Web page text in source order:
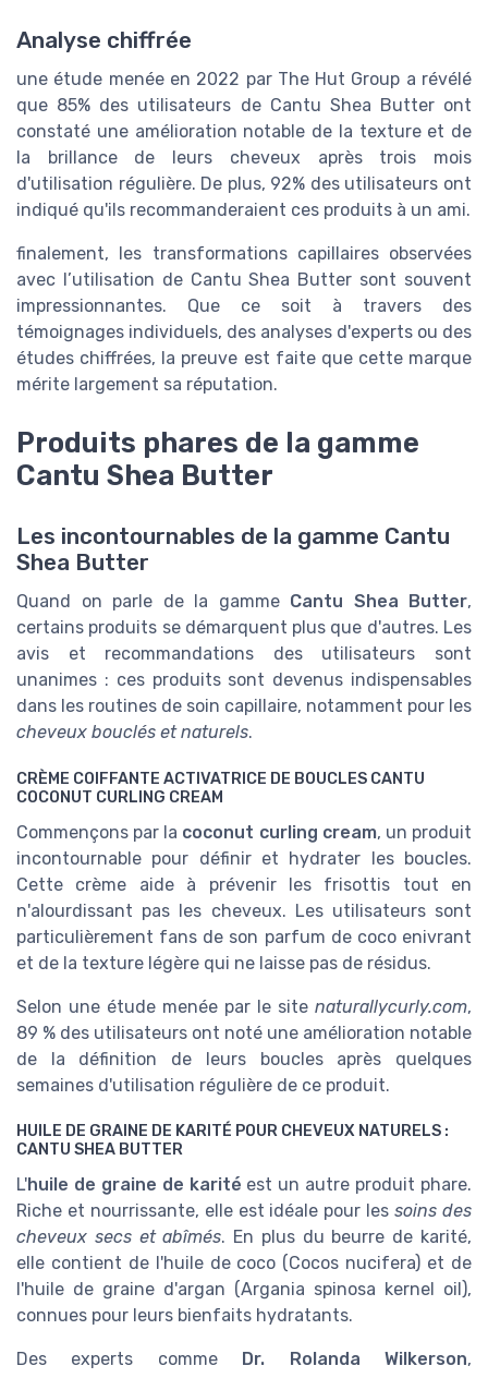
Analyse chiffrée
une étude menée en 2022 par The Hut Group a révélé
que 85% des utilisateurs de Cantu Shea Butter ont
constaté une amélioration notable de la texture et de
la brillance de leurs cheveux après trois mois
d'utilisation régulière. De plus, 92% des utilisateurs ont
indiqué qu'ils recommanderaient ces produits à un ami.
finalement, les transformations capillaires observées
avec l’utilisation de Cantu Shea Butter sont souvent
impressionnantes. Que ce soit à travers des
témoignages individuels, des analyses d'experts ou des
études chiffrées, la preuve est faite que cette marque
mérite largement sa réputation.
Produits phares de la gamme
Cantu Shea Butter
Les incontournables de la gamme Cantu
Shea Butter
Quand on parle de la gamme Cantu Shea Butter,
certains produits se démarquent plus que d'autres. Les
avis et recommandations des utilisateurs sont
unanimes : ces produits sont devenus indispensables
dans les routines de soin capillaire, notamment pour les
cheveux bouclés et naturels.
CRÈME COIFFANTE ACTIVATRICE DE BOUCLES CANTU
COCONUT CURLING CREAM
Commençons par la coconut curling cream, un produit
incontournable pour définir et hydrater les boucles.
Cette crème aide à prévenir les frisottis tout en
n'alourdissant pas les cheveux. Les utilisateurs sont
particulièrement fans de son parfum de coco enivrant
et de la texture légère qui ne laisse pas de résidus.
Selon une étude menée par le site naturallycurly.com,
89 % des utilisateurs ont noté une amélioration notable
de la définition de leurs boucles après quelques
semaines d'utilisation régulière de ce produit.
HUILE DE GRAINE DE KARITÉ POUR CHEVEUX NATURELS :
CANTU SHEA BUTTER
L'huile de graine de karité est un autre produit phare.
Riche et nourrissante, elle est idéale pour lessoins des
cheveux secs et abîmés. En plus du beurre de karité,
elle contient de l'huile de coco (Cocos nucifera) et de
l'huile de graine d'argan (Argania spinosa kernel oil),
connues pour leurs bienfaits hydratants.
Des experts comme Dr. Rolanda Wilkerson,